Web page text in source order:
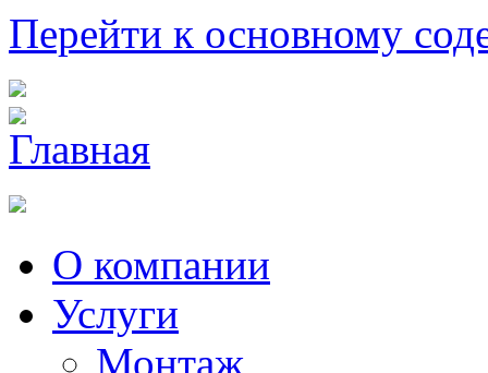
Перейти к основному
О компании
Услуги
Монтаж